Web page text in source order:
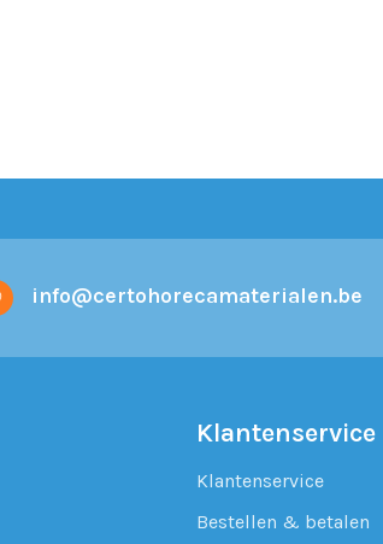
info@certohorecamaterialen.be
Klantenservice
Klantenservice
Bestellen & betalen